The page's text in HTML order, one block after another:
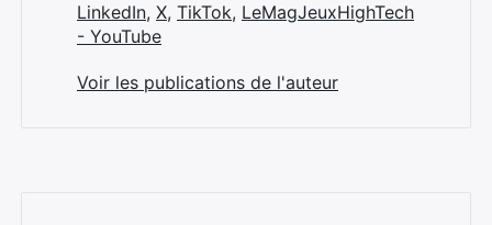
LinkedIn, X, TikTok, LeMagJeuxHighTech
- YouTube
Voir les publications de l'auteur